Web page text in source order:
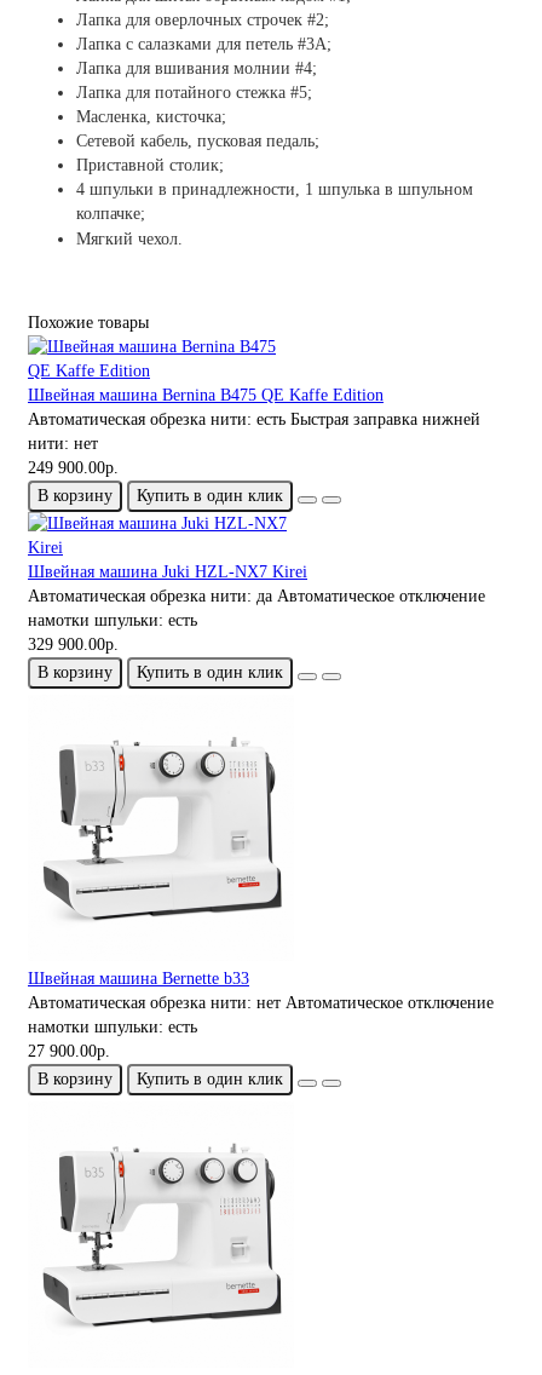
Лапка для оверлочных строчек #2;
Лапка с салазками для петель #3A;
Лапка для вшивания молнии #4;
Лапка для потайного стежка #5;
Масленка, кисточка;
Сетевой кабель, пусковая педаль;
Приставной столик;
4 шпульки в принадлежности, 1 шпулька в шпульном
колпачке;
Мягкий чехол.
Похожие товары
Швейная машина Bernina B475 QE Kaffe Edition
Автоматическая обрезка нити: есть Быстрая заправка нижней
нити: нет
249 900.00р.
В корзину
Купить в один клик
Швейная машина Juki HZL-NX7 Kirei
Автоматическая обрезка нити: да Автоматическое отключение
намотки шпульки: есть
329 900.00р.
В корзину
Купить в один клик
Швейная машина Bernette b33
Автоматическая обрезка нити: нет Автоматическое отключение
намотки шпульки: есть
27 900.00р.
В корзину
Купить в один клик